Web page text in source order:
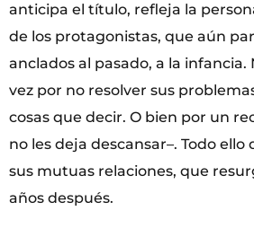
anticipa el título, refleja la
de los protagonistas, que aún
anclados al pasado, a la infancia.
vez por no resolver sus
cosas que decir. O bien por un
no les deja descansar–. Todo ello
sus mutuas relaciones, que
años después.